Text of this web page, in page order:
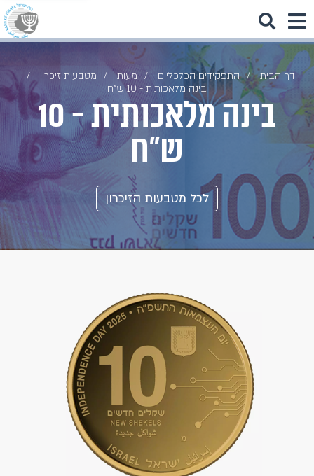
דף הבית התפקידים הכלכליים מעות
מטבעות זיכרון
בינה מלאכותית - 10 ש"ח
בינה מלאכותית - 10
ש"ח
לכל מטבעות הזיכרון